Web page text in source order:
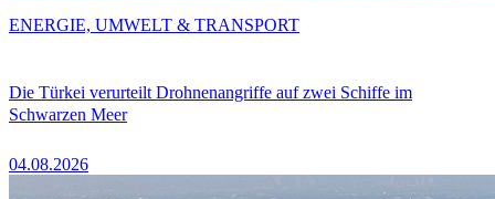
Die Türkei verurteilt Drohnenangriffe auf zwei Schiffe im
Schwarzen Meer
04.08.2026
ENERGIE, UMWELT & TRANSPORT